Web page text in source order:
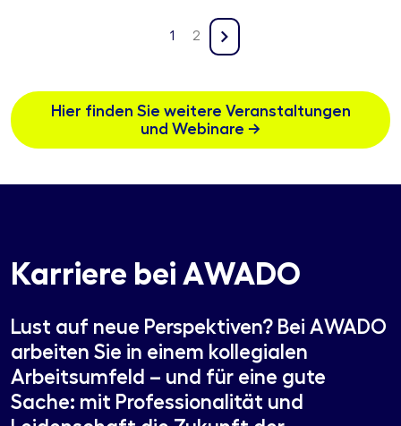
1 2
Hier finden Sie weitere Veranstaltungen
und Webinare →
Karriere bei AWADO
Lust auf neue Perspektiven? Bei AWADO
arbeiten Sie in einem kollegialen
Arbeitsumfeld – und für eine gute
Sache: mit Professionalität und